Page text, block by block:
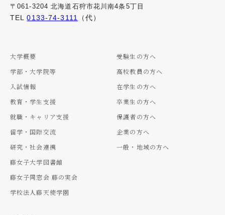
〒061-3204 北海道石狩市花川南4条5丁目
TEL0133-74-3111 （代）
大学概要
学部・大学院等
入試情報
教育・学生支援
就職・キャリア支援
留学・国際交流
研究・社会連携
藤女子大学図書館
藤女子同窓会 藤の実会
学校法人藤天使学園
受験生の方へ
高校教員の方へ
在学生の方へ
卒業生の方へ
保護者の方へ
企業の方へ
一般・地域の方へ